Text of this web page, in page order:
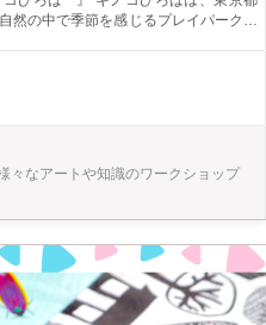
然の中で季節を感じるプレイパークを
って好きなものをつくろう♪ 家や車、
々なアートや知識のワークショップ